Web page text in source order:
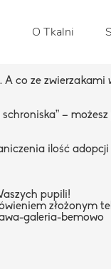
O Tkalni
co ze
–
ilość
pupili!
złożonym
galeria-bemowo